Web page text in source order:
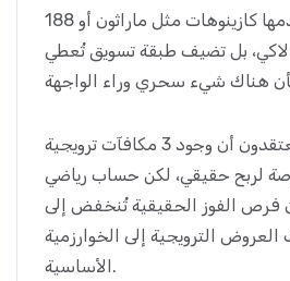
الأنظمة التي تقدمها كازينوهات مثل ماراثون أو 188bet
بل تضيف طبقة تسويق تُعطي
كثير من اللاعبين يعتقدون أن وجود 3 مكافآت ترويجية
لربح حقيقي، لكن حساب رياضي
فرص الفوز الحقيقية تُنخفض إلى
العروض الترويجية إلى الخوارزمية
الأساسية.